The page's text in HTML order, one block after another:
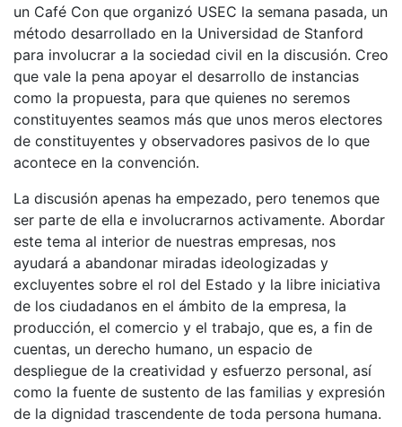
un Café Con que organizó USEC la semana pasada, un
método desarrollado en la Universidad de Stanford
para involucrar a la sociedad civil en la discusión. Creo
que vale la pena apoyar el desarrollo de instancias
como la propuesta, para que quienes no seremos
constituyentes seamos más que unos meros electores
de constituyentes y observadores pasivos de lo que
acontece en la convención.
La discusión apenas ha empezado, pero tenemos que
ser parte de ella e involucrarnos activamente. Abordar
este tema al interior de nuestras empresas, nos
ayudará a abandonar miradas ideologizadas y
excluyentes sobre el rol del Estado y la libre iniciativa
de los ciudadanos en el ámbito de la empresa, la
producción, el comercio y el trabajo, que es, a fin de
cuentas, un derecho humano, un espacio de
despliegue de la creatividad y esfuerzo personal, así
como la fuente de sustento de las familias y expresión
de la dignidad trascendente de toda persona humana.